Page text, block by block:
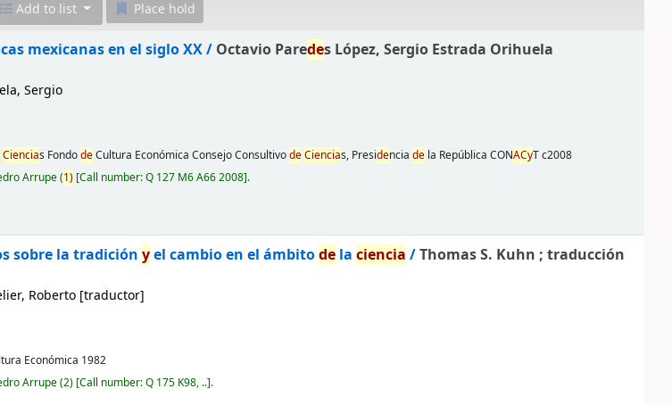
Add to list Place hold
mexicanas en el siglo XX / Octavio Paredes López, Sergio Estrada Orihuela
Sergio
Ciencias FondodeCultura Económica Consejo ConsultivodeCiencias, Presidencia dela República CONACyTc2008
Arrupe(1) Call number:Q 127 M6 A66 2008 .
sobre la tradición yel cambio en el ámbitodela ciencia /Thomas S. Kuhn ; traducción
Roberto[traductor]
Económica 1982
Arrupe(2) Call number:Q 175 K98, .. .